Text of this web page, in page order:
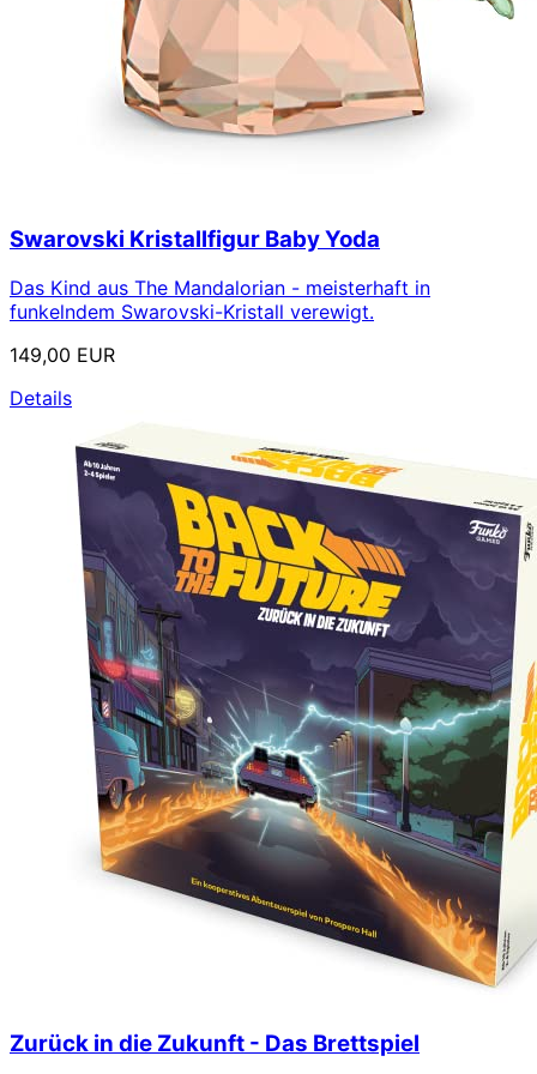
Swarovski Kristallfigur Baby Yoda
Das Kind aus The Mandalorian - meisterhaft in
funkelndem Swarovski-Kristall verewigt.
149,00 EUR
Details
Zurück in die Zukunft - Das Brettspiel